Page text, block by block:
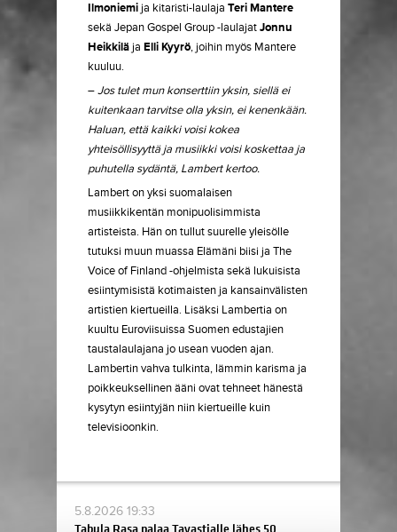
Ilmoniemi ja kitaristi-laulaja Teri Mantere
sekä Jepan Gospel Group -laulajatJonnu
Heikkilä ja Elli Kyyrö, joihin myös Mantere
kuuluu.
–Jos tulet mun konserttiin yksin, siellä ei
kuitenkaan tarvitse olla yksin, ei kenenkään.
Haluan, että kaikki voisi kokea
yhteisöllisyyttä ja musiikki voisi koskettaa ja
puhutella sydäntä, Lambert kertoo.
Lambert on yksi suomalaisen
musiikkikentän monipuolisimmista
artisteista. Hän on tullut suurelle yleisölle
tutuksi muun muassa Elämäni biisi ja The
Voice of Finland -ohjelmista sekä lukuisista
esiintymisistä kotimaisten ja kansainvälisten
artistien kiertueilla. Lisäksi Lambertia on
kuultu Euroviisuissa Suomen edustajien
taustalaulajana jo usean vuoden ajan.
Lambertin vahva tulkinta, lämmin karisma ja
poikkeuksellinen ääni ovat tehneet hänestä
kysytyn esiintyjän niin kiertueille kuin
televisioonkin.
5.8.2026 19:33